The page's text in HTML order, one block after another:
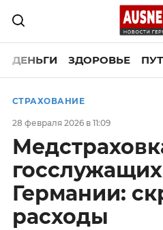
ДЕНЬГИ ЗДОРОВЬЕ
СТРАХОВАНИЕ
28 февраля 2026 в 11:09
Германии:
расходы